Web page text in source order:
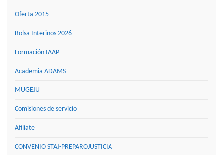
Oferta 2015
Bolsa Interinos 2026
Formación IAAP
Academia ADAMS
MUGEJU
Comisiones de servicio
Afíliate
CONVENIO STAJ-PREPAROJUSTICIA